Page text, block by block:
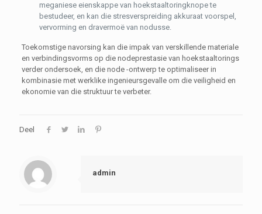
meganiese eienskappe van hoekstaaltoringknope te
bestudeer, en kan die stresverspreiding akkuraat voorspel,
vervorming en dravermoë van nodusse.
Toekomstige navorsing kan die impak van verskillende materiale
en verbindingsvorms op die nodeprestasie van hoekstaaltorings
verder ondersoek, en die node -ontwerp te optimaliseer in
kombinasie met werklike ingenieursgevalle om die veiligheid en
ekonomie van die struktuur te verbeter.
Deel
admin